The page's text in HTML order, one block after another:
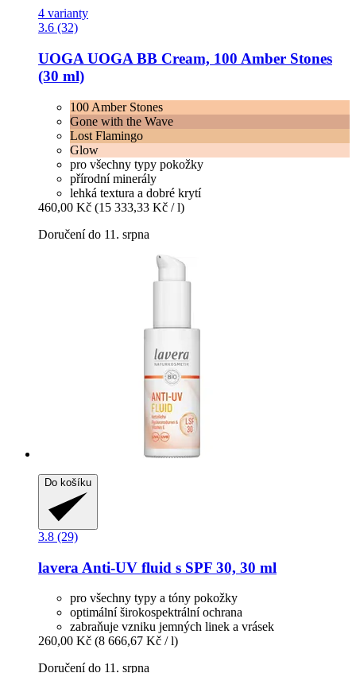
4 varianty
3.6 (32)
UOGA UOGA BB Cream, 100 Amber Stones
(30 ml)
100 Amber Stones
Gone with the Wave
Lost Flamingo
Glow
pro všechny typy pokožky
přírodní minerály
lehká textura a dobré krytí
460,00 Kč (15 333,33 Kč / l)
Doručení do 11. srpna
Do košíku
3.8 (29)
lavera Anti-​UV fluid s SPF 30, 30 ml
pro všechny typy a tóny pokožky
optimální širokospektrální ochrana
zabraňuje vzniku jemných linek a vrásek
260,00 Kč (8 666,67 Kč / l)
Doručení do 11. srpna